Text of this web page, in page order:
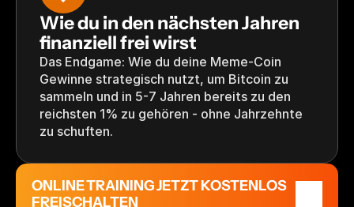
Wie du in den nächsten Jahren
finanziell frei wirst
Das Endgame: Wie du deine Meme-Coin
Gewinne strategisch nutzt, um Bitcoin zu
sammeln und in 5-7 Jahren bereits zu den
reichsten 1% zu gehören - ohne Jahrzehnte
zu schuften.
ONLINE TRAINING JETZT KOSTENLOS
FREISCHALTEN